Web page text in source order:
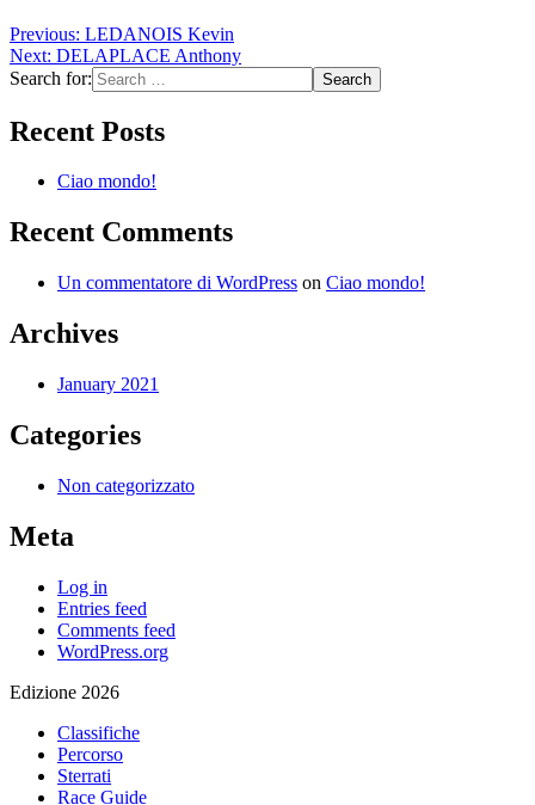
Previous: LEDANOIS Kevin
Next: DELAPLACE Anthony
Search for:
Recent Posts
Ciao mondo!
Recent Comments
Un commentatore di WordPress on Ciao mondo!
Archives
January 2021
Categories
Non categorizzato
Meta
Log in
Entries feed
Comments feed
WordPress.org
Edizione 2026
Classifiche
Percorso
Sterrati
Race Guide